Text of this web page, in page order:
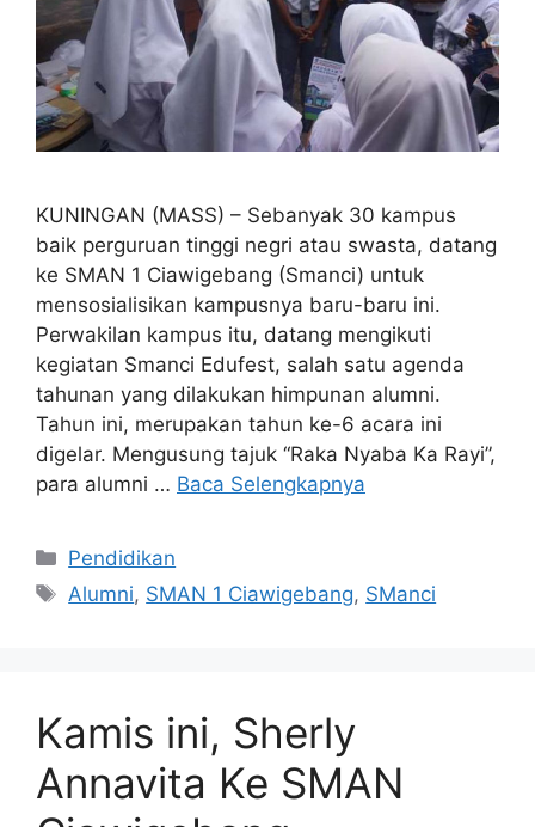
KUNINGAN (MASS) – Sebanyak 30 kampus
baik perguruan tinggi negri atau swasta, datang
ke SMAN 1 Ciawigebang (Smanci) untuk
mensosialisikan kampusnya baru-baru ini.
Perwakilan kampus itu, datang mengikuti
kegiatan Smanci Edufest, salah satu agenda
tahunan yang dilakukan himpunan alumni.
Tahun ini, merupakan tahun ke-6 acara ini
digelar. Mengusung tajuk “Raka Nyaba Ka Rayi”,
para alumni … Baca Selengkapnya
Kategori
Pendidikan
Tag
Alumni, SMAN 1 Ciawigebang, SManci
Kamis ini, Sherly
Annavita Ke SMAN